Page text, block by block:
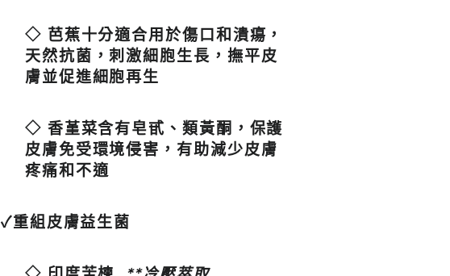
◇ 芭蕉十分適合用於傷口和潰瘍，
天然抗菌，刺激細胞生長，撫平皮
膚並促進細胞再生
◇ 香堇菜含有皂甙、類黃酮，保護
皮膚免受環境侵害，有助減少皮膚
疼痛和不適
✓重組皮膚益生菌